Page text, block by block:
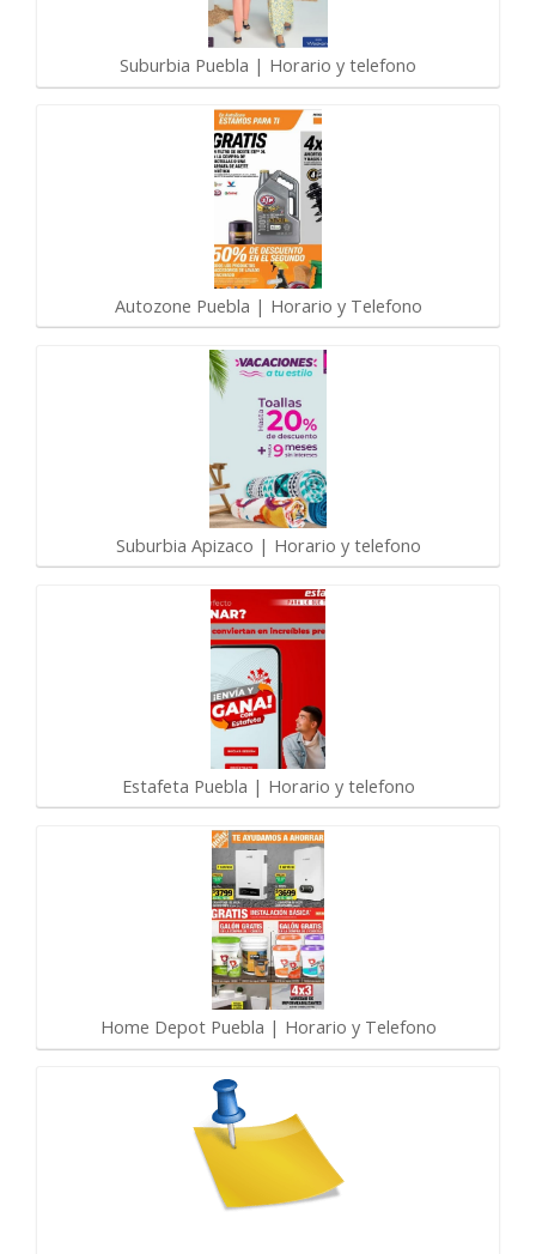
Suburbia Puebla | Horario y telefono
Autozone Puebla | Horario y Telefono
Suburbia Apizaco | Horario y telefono
Estafeta Puebla | Horario y telefono
Home Depot Puebla | Horario y Telefono